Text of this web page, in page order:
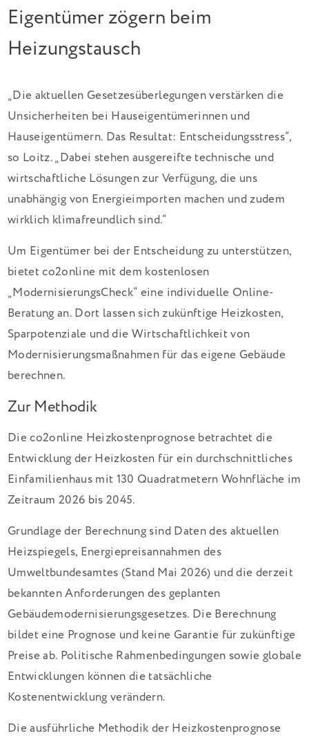
Eigentümer zögern beim
Heizungstausch
„Die aktuellen Gesetzesüberlegungen verstärken die
Unsicherheiten bei Hauseigentümerinnen und
Hauseigentümern. Das Resultat: Entscheidungsstress“,
so Loitz. „Dabei stehen ausgereifte technische und
wirtschaftliche Lösungen zur Verfügung, die uns
unabhängig von Energieimporten machen und zudem
wirklich klimafreundlich sind.“
Um Eigentümer bei der Entscheidung zu unterstützen,
bietet co2online mit dem kostenlosen
„ModernisierungsCheck“ eine individuelle Online-
Beratung an. Dort lassen sich zukünftige Heizkosten,
Sparpotenziale und die Wirtschaftlichkeit von
Modernisierungsmaßnahmen für das eigene Gebäude
berechnen.
Zur Methodik
Die co2online Heizkostenprognose betrachtet die
Entwicklung der Heizkosten für ein durchschnittliches
Einfamilienhaus mit 130 Quadratmetern Wohnfläche im
Zeitraum 2026 bis 2045.
Grundlage der Berechnung sind Daten des aktuellen
Heizspiegels, Energiepreisannahmen des
Umweltbundesamtes (Stand Mai 2026) und die derzeit
bekannten Anforderungen des geplanten
Gebäudemodernisierungsgesetzes. Die Berechnung
bildet eine Prognose und keine Garantie für zukünftige
Preise ab. Politische Rahmenbedingungen sowie globale
Entwicklungen können die tatsächliche
Kostenentwicklung verändern.
Die ausführliche Methodik der Heizkostenprognose